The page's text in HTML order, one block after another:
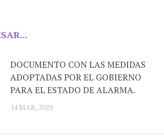
DOCUMENTO CON LAS MEDIDAS
ADOPTADAS POR EL GOBIERNO
PARA EL ESTADO DE ALARMA.
14 MAR, 2020